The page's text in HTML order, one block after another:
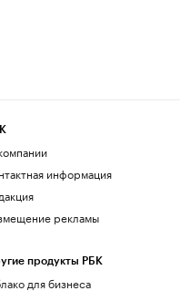
информация
рекламы
продукты РБК
для бизнеса